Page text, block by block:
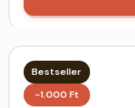
Bestseller
-1.000 Ft